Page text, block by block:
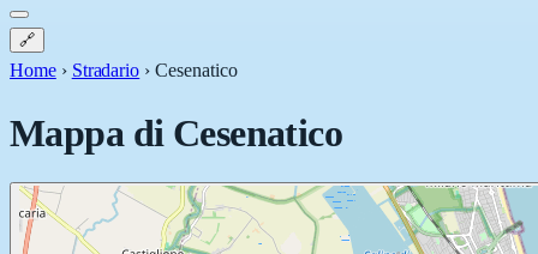
🔗
Home › Stradario ›Cesenatico
Mappa di Cesenatico